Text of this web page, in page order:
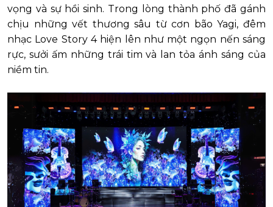
vọng và sự hồi sinh. Trong lòng thành phố đã gánh
chịu những vết thương sâu từ cơn bão Yagi, đêm
nhạc Love Story 4 hiện lên như một ngọn nến sáng
rực, sưởi ấm những trái tim và lan tỏa ánh sáng của
niềm tin.